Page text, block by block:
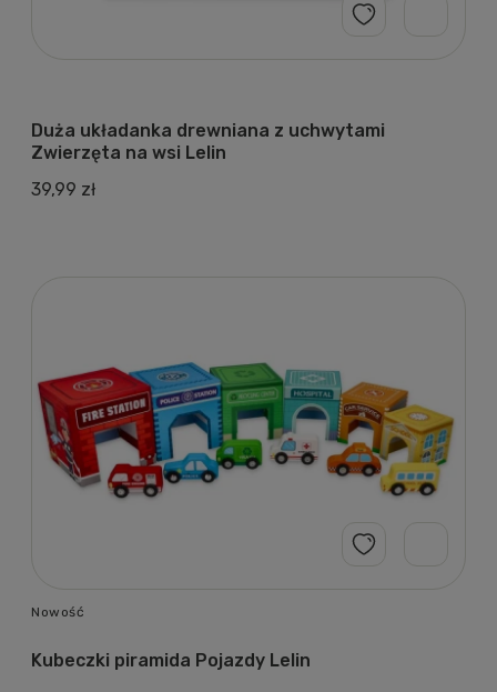
Duża układanka drewniana z uchwytami
Zwierzęta na wsi Lelin
39,99 zł
Kubeczki piramida Pojazdy Lelin
Nowość